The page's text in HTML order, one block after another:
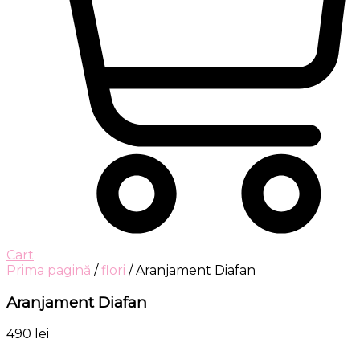
Cart
Prima pagină /flori / Aranjament Diafan
Aranjament Diafan
490 lei